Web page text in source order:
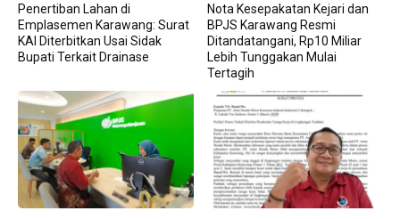
Penertiban Lahan di
Emplasemen Karawang: Surat
KAI Diterbitkan Usai Sidak
Bupati Terkait Drainase
Nota Kesepakatan Kejari dan
BPJS Karawang Resmi
Ditandatangani, Rp10 Miliar
Lebih Tunggakan Mulai
Tertagih